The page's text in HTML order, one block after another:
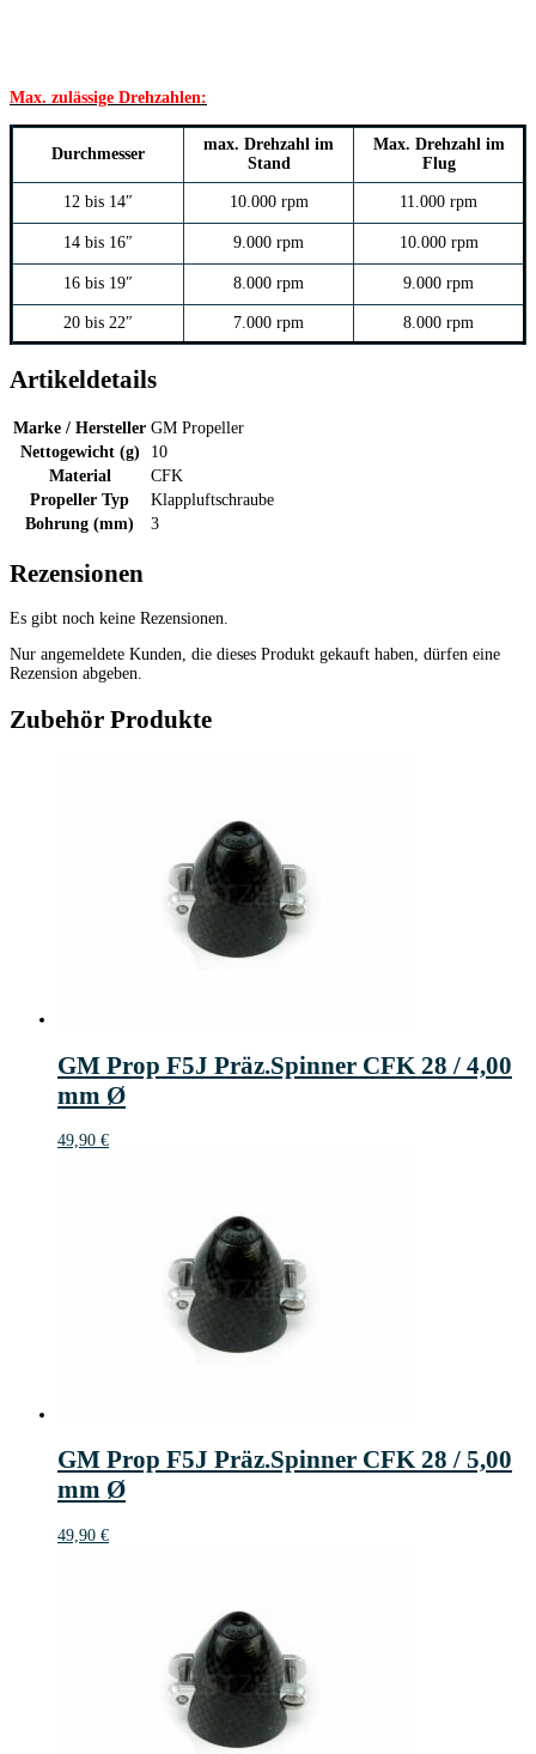
Max. zulässige Drehzahlen:
Durchmesser
max. Drehzahl im
Stand
Max. Drehzahl im
Flug
12 bis 14″ 10.000 rpm 11.000 rpm
14 bis 16″ 9.000 rpm 10.000 rpm
16 bis 19″ 8.000 rpm 9.000 rpm
20 bis 22″ 7.000 rpm 8.000 rpm
Artikeldetails
Marke / Hersteller GM Propeller
Nettogewicht (g)
10
Material
CFK
Propeller Typ
Klappluftschraube
Bohrung (mm)
3
Rezensionen
Es gibt noch keine Rezensionen.
Nur angemeldete Kunden, die dieses Produkt gekauft haben, dürfen eine
Rezension abgeben.
Zubehör Produkte
GM Prop F5J Präz.Spinner CFK 28 / 4,00
mm Ø
49,90 €
GM Prop F5J Präz.Spinner CFK 28 / 5,00
mm Ø
49,90 €